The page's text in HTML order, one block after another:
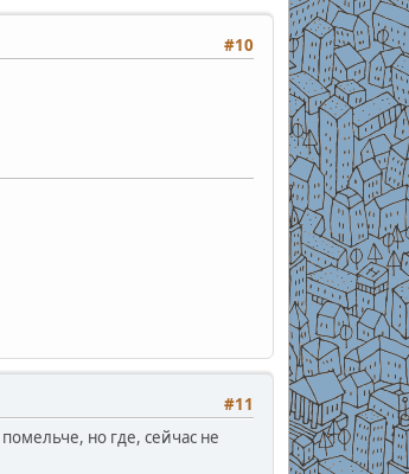
#10
#11
помельче, но где, сейчас не